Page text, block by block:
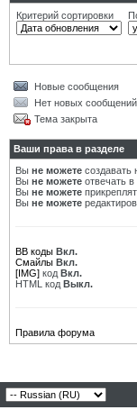
Критерий сортировки
Новые сообщения
Нет новых сообщений
Тема закрыта
Ваши права в разделе
Вы не можете
Вы не можете отвечать в
Вы не можете
Вы не можете
BB коды Вкл.
Смайлы Вкл.
[IMG] код Вкл.
HTML код Выкл.
Правила форума